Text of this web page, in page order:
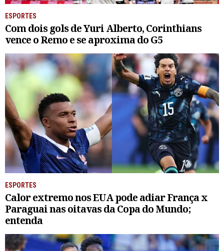
ESPORTES
Com dois gols de Yuri Alberto, Corinthians
vence o Remo e se aproxima do G5
ESPORTES
Calor extremo nos EUA pode adiar França x
Paraguai nas oitavas da Copa do Mundo;
entenda